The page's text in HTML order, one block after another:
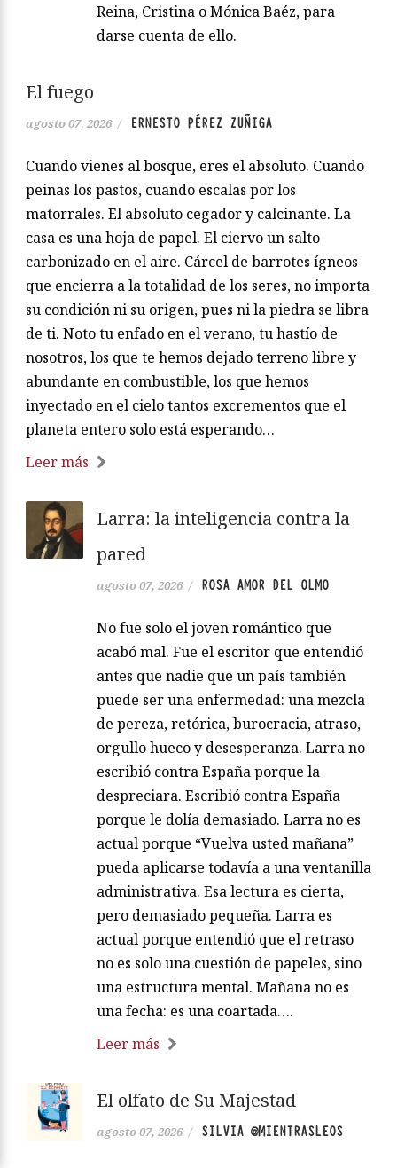
Reina, Cristina o Mónica Baéz, para
darse cuenta de ello.
El fuego
agosto 07, 2026 / ERNESTO PÉREZ ZUÑIGA
Cuando vienes al bosque, eres el absoluto. Cuando
peinas los pastos, cuando escalas por los
matorrales. El absoluto cegador y calcinante. La
casa es una hoja de papel. El ciervo un salto
carbonizado en el aire. Cárcel de barrotes ígneos
que encierra a la totalidad de los seres, no importa
su condición ni su origen, pues ni la piedra se libra
de ti. Noto tu enfado en el verano, tu hastío de
nosotros, los que te hemos dejado terreno libre y
abundante en combustible, los que hemos
inyectado en el cielo tantos excrementos que el
planeta entero solo está esperando…
Leer más
Larra: la inteligencia contra la
pared
agosto 07, 2026 / ROSA AMOR DEL OLMO
No fue solo el joven romántico que
acabó mal. Fue el escritor que entendió
antes que nadie que un país también
puede ser una enfermedad: una mezcla
de pereza, retórica, burocracia, atraso,
orgullo hueco y desesperanza. Larra no
escribió contra España porque la
despreciara. Escribió contra España
porque le dolía demasiado. Larra no es
actual porque “Vuelva usted mañana”
pueda aplicarse todavía a una ventanilla
administrativa. Esa lectura es cierta,
pero demasiado pequeña. Larra es
actual porque entendió que el retraso
no es solo una cuestión de papeles, sino
una estructura mental. Mañana no es
una fecha: es una coartada….
Leer más
El olfato de Su Majestad
agosto 07, 2026 / SILVIA @MIENTRASLEOS